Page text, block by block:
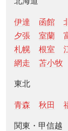
伊達 函館
夕張
室蘭
札幌
根室
網走
苫小牧
東北
青森 秋田
関東・甲信越